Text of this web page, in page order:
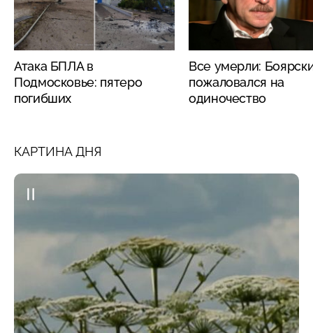
Атака БПЛА в
Подмосковье: пятеро
погибших
Все умерли:
пожаловался на
одиночество
КАРТИНА ДНЯ